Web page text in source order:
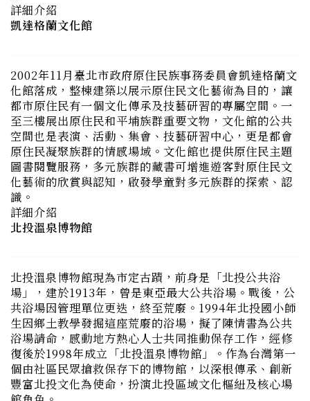
都市原住民有一個文化傳承及技藝研習的專屬空間。一
至三樓展出原住民和平埔族群重要文物，文化館的公共
空間也是表演、活動、集會、技藝研習中心，更是都會
原住民凝聚族群的情感場域。文化館也提供原住民主題
圖書閱覽服務，多元族群的藏書可增進遊客對原住民文
化藝術的欣賞與認知，啟發學童對多元族群的探索、認
識。
詳細介紹
北投溫泉博物館
北投溫泉博物館現為市定古蹟，前身是「北投公共浴
共浴場因管理單位更迭，終至荒廢。1994年北投國小師
生因鄉土教學發掘這座荒廢的浴場，擬了陳情書為公共
浴場請命，感動地方熱心人士共同推動保存工作，經修
復後於1998年成立「北投溫泉博物館」。作為台灣第一
個由社區民眾搶救保存下的博物館，以深根傳承、創新
豐富北投文化為使命，扮演北投區域文化樞紐及核心場
館角色。
詳細介紹
北投公民會館